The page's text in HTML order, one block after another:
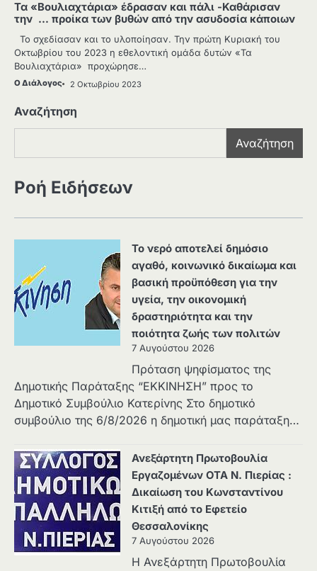
Τα «Βουλιαχτάρια» έδρασαν και πάλι -Καθάρισαν
την … προίκα των βυθών από την ασυδοσία κάποιων
Το σχεδίασαν και το υλοποίησαν. Την πρώτη Κυριακή του
Οκτωβρίου του 2023 η εθελοντική ομάδα δυτών «Τα
Βουλιαχτάρια» προχώρησε…
Ο Διάλογος 2 Οκτωβρίου 2023
Αναζήτηση
Αναζήτηση
Ροή Ειδήσεων
Το νερό αποτελεί δημόσιο
αγαθό, κοινωνικό δικαίωμα και
βασική προϋπόθεση για την
υγεία, την οικονομική
δραστηριότητα και την
ποιότητα ζωής των πολιτών
7 Αυγούστου 2026
Πρόταση ψηφίσματος της
Δημοτικής Παράταξης “ΕΚΚΙΝΗΣΗ” προς το
Δημοτικό Συμβούλιο Κατερίνης Στο δημοτικό
συμβούλιο της 6/8/2026 η δημοτική μας παράταξη…
Ανεξάρτητη Πρωτοβουλία
Εργαζομένων ΟΤΑ Ν. Πιερίας :
Δικαίωση του Κωνσταντίνου
Κιτιξή από το Εφετείο
Θεσσαλονίκης
7 Αυγούστου 2026
Η Ανεξάρτητη Πρωτοβουλία